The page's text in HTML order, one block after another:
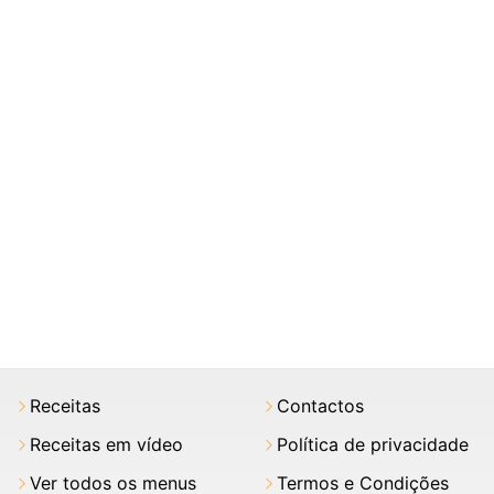
Receitas
Receitas em vídeo
Ver todos os menus
Contactos
Política de privacidade
Termos e Condições